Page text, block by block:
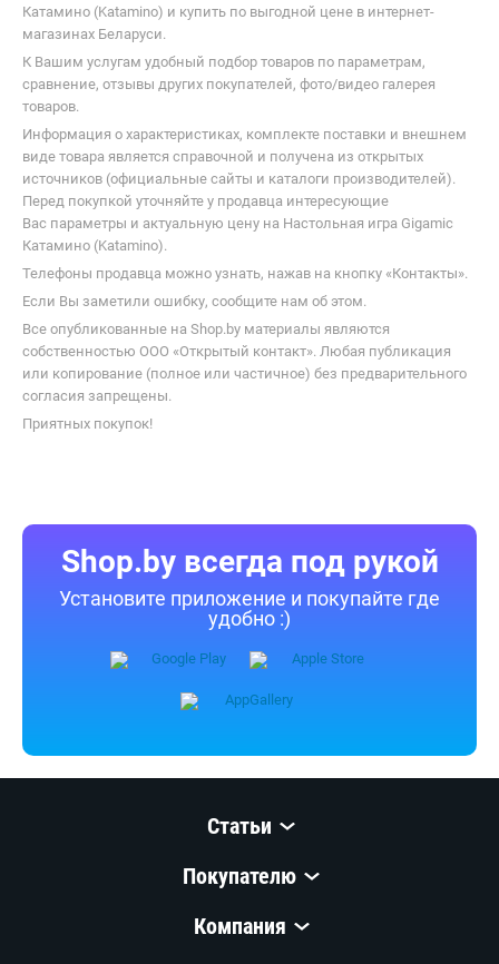
Катамино (Katamino) и купить по выгодной цене в интернет-
магазинах Беларуси.
К Вашим услугам удобный подбор товаров по параметрам,
сравнение, отзывы других покупателей, фото/видео галерея
товаров.
Информация о характеристиках, комплекте поставки и внешнем
виде товара является справочной и получена из открытых
источников (официальные сайты и каталоги производителей).
Перед покупкой уточняйте у продавца интересующие
Вас параметры и актуальную цену на Настольная игра Gigamic
Катамино (Katamino).
Телефоны продавца можно узнать, нажав на кнопку «Контакты».
Если Вы заметили ошибку, сообщите нам об этом.
Все опубликованные на Shop.by материалы являются
собственностью ООО «Открытый контакт». Любая публикация
или копирование (полное или частичное) без предварительного
согласия запрещены.
Приятных покупок!
Shop.by всегда под рукой
Установите приложение и покупайте где
удобно :)
Статьи
Покупателю
Компания